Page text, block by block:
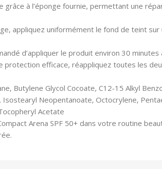
grâce à l’éponge fournie, permettant une
appliquez uniformément le fond de teint
d’appliquer le produit environ 30
protection efficace, réappliquez toutes les
Butylene Glycol Cocoate, C12-15 Alkyl
Isostearyl Neopentanoate, Octocrylene,
Acetate
Arena SPF 50+ dans votre routine